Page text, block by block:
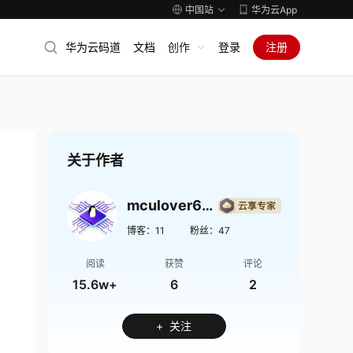
中国站 华为云App
华为云码道 文档 创作 登录 注册
关于作者
mculover666
博客： 11 粉丝： 47
阅读
15.6w+
获赞
6
评论
2
+ 关注